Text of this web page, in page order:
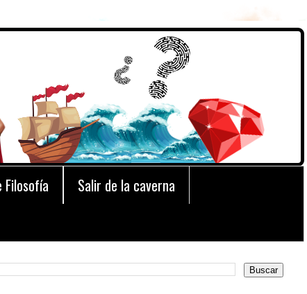
Filosofía
Salir de la caverna